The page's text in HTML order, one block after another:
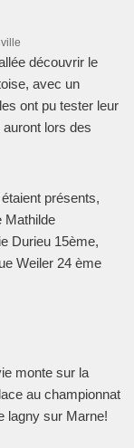
découvrir le
avec un
ont pu tester leur
lors des
présents,
Mathilde
Durieu 15ème,
Weiler 24 ème
monte sur la
au championnat
lagny sur Marne!